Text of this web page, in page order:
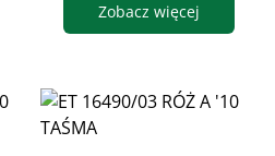
Zobacz więcej